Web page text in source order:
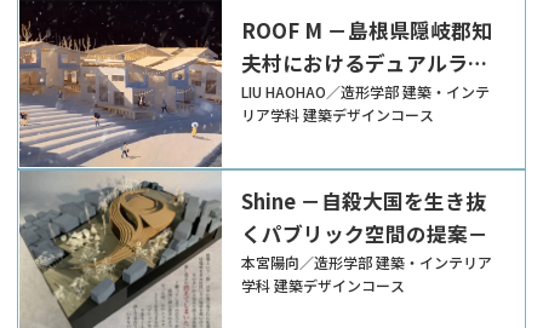
ROOF M －島根県隠岐郡知
夫村におけるデュアルライ
フのための環境型複合施設
の提案－
LIU HAOHAO／造形学部 建築・インテ
リア学科 建築デザインコース
Shine －自殺大国を生き抜
くパブリック空間の提案－
本宮陽向／造形学部 建築・インテリア
学科 建築デザインコース